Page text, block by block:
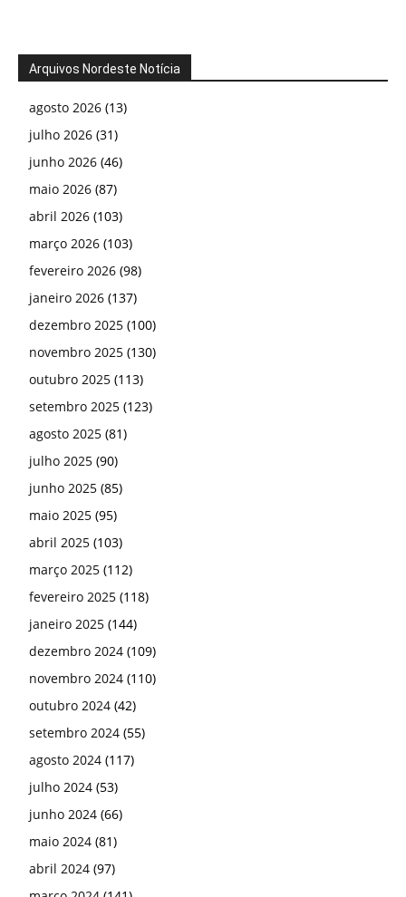
Arquivos Nordeste Notícia
agosto 2026 (13)
julho 2026 (31)
junho 2026 (46)
maio 2026 (87)
abril 2026 (103)
março 2026 (103)
fevereiro 2026 (98)
janeiro 2026 (137)
dezembro 2025 (100)
novembro 2025 (130)
outubro 2025 (113)
setembro 2025 (123)
agosto 2025 (81)
julho 2025 (90)
junho 2025 (85)
maio 2025 (95)
abril 2025 (103)
março 2025 (112)
fevereiro 2025 (118)
janeiro 2025 (144)
dezembro 2024 (109)
novembro 2024 (110)
outubro 2024 (42)
setembro 2024 (55)
agosto 2024 (117)
julho 2024 (53)
junho 2024 (66)
maio 2024 (81)
abril 2024 (97)